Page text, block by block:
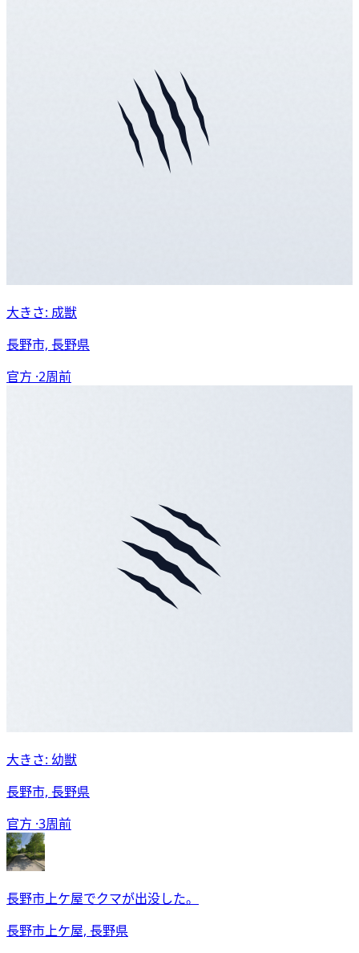
大きさ: 成獣
長野市, 長野県
官方 ·2周前
大きさ: 幼獣
長野市, 長野県
官方 ·3周前
長野市上ケ屋でクマが出没した。
長野市上ケ屋, 長野県